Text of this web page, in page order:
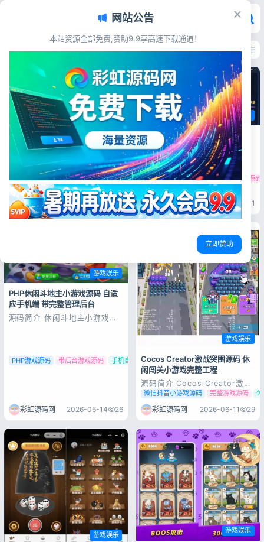
彩虹源码网 - 免费源码_游戏源码
最新发布 最多浏览 最多点赞 最多评论
地方门户
运动场馆预约小程序源码 羽毛球
篮球场地预订系统
源码简介 运动场馆预约小程序
是一款主要针对城市运动预约的
工具类程序， 产品主要服务人
群为20-45岁运动爱好者，程
序前后端完整代码，包括场馆动
态，运动常识，羽毛球场地预
体育场馆管理系统 篮球馆预约小程序 羽毛球馆预约源码
彩虹源码网 2026-06-14 12
游戏娱乐
TQGame在线小游戏联机平台源
码 双人对战网页游戏系统
源码简介 TQGame在线小游戏
联机平台1.3.2 实在是没有什么
事情干了 索性无聊就搞了个这
么个东西出来 目前有两个模式
都是双人的 带音效 奖池里抽到
的道具可以在背包里使用 然后
呢细分了排行榜以及个人信息视
图 每个模式都有它的三个评分
小游戏排位系统源码 网页对战游戏源码
彩虹源码网 2026-06-14 11
游戏娱乐
PHP休闲斗地主小游戏源码 自适
应手机端 带完整管理后台
源码简介 休闲斗地主小游戏源
的经典玩法。PHP休闲斗地主小
游戏源码，自适应手机端，带有
PHP游戏源码 带后台游戏源码 手机自适应小游戏
彩虹源码网 2026-06-14 26
游戏娱乐
Cocos Creator激战突围源码 休
闲闯关小游戏完整工程
源码简介 Cocos Creator激战
突围休闲闯关小游戏完整源码，
引擎版本3.6.1，TypeScript开
发，可直接编译上线微信、抖音
等平台。核心玩法包含多人枪
奖励、武器解锁等，内置全套流
量主广告位，源码完整...
微信抖音小游戏源码 完整游戏源码
彩虹源码网 2026-06-11 29
游戏娱乐
游戏娱乐
网站公告
本站资源全部免费,赞助9.9享高速下载通道！
立即赞助